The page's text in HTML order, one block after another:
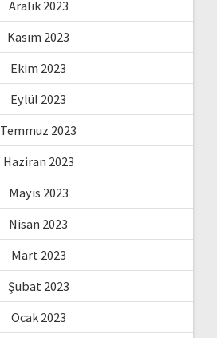
Aralık 2023
Kasım 2023
Ekim 2023
Eylül 2023
Temmuz 2023
Haziran 2023
Mayıs 2023
Nisan 2023
Mart 2023
Şubat 2023
Ocak 2023